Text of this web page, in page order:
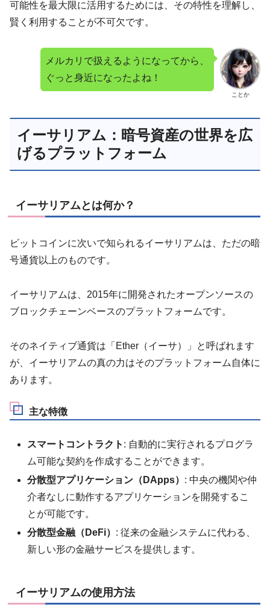
可能性を最大限に活用するためには、その特性を理解し、
賢く利用することが不可欠です。
ことか
メルカリで扱えるようになってから、
ぐっと身近になったよね！
イーサリアム：暗号資産の世界を広
げるプラットフォーム
イーサリアムとは何か？
ビットコインに次いで知られるイーサリアムは、ただの暗
号通貨以上のものです。
イーサリアムは、2015年に開発されたオープンソースの
ブロックチェーンベースのプラットフォームです。
そのネイティブ通貨は「Ether（イーサ）」と呼ばれます
が、イーサリアムの真の力はそのプラットフォーム自体に
あります。
主な特徴
スマートコントラクト : 自動的に実行されるプログラ
ム可能な契約を作成することができます。
分散型アプリケーション（DApps） : 中央の機関や仲
介者なしに動作するアプリケーションを開発するこ
とが可能です。
分散型金融（DeFi） : 従来の金融システムに代わる、
新しい形の金融サービスを提供します。
イーサリアムの使用方法